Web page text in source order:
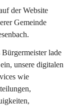
der Website
Gemeinde
lade
unsere digitalen
wie